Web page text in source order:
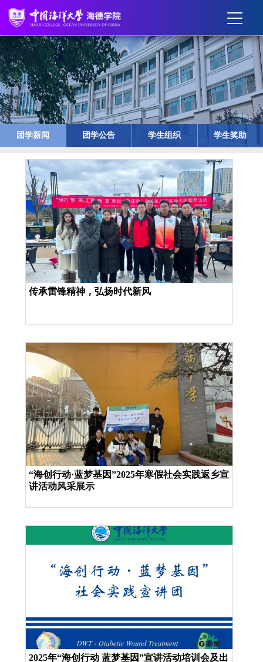
团学新闻 团学公告 学生组织 学生奖助
传承雷锋精神，弘扬时代新风
“海创行动·蓝梦基因”2025年寒假社会实践返乡宣
讲活动风采展示
2025年“海创行动 蓝梦基因”宣讲活动培训会及出